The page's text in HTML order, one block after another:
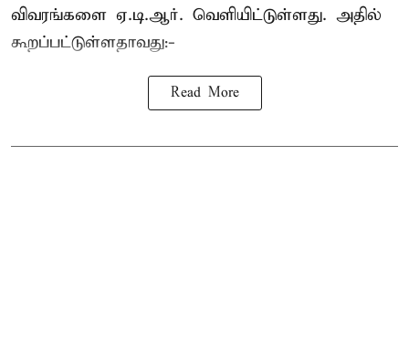
விவரங்களை ஏ.டி.ஆர். வெளியிட்டுள்ளது. அதில்
கூறப்பட்டுள்ளதாவது:-
Read More